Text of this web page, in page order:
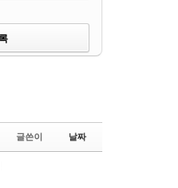
글쓴이 날짜